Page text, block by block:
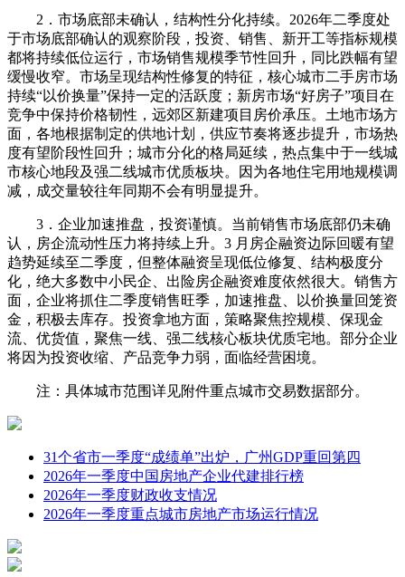
2．市场底部未确认，结构性分化持续。2026年二季度处
于市场底部确认的观察阶段，投资、销售、新开工等指标规模
都将持续低位运行，市场销售规模季节性回升，同比跌幅有望
缓慢收窄。市场呈现结构性修复的特征，核心城市二手房市场
持续“以价换量”保持一定的活跃度；新房市场“好房子”项目在
竞争中保持价格韧性，远郊区新建项目房价承压。土地市场方
面，各地根据制定的供地计划，供应节奏将逐步提升，市场热
度有望阶段性回升；城市分化的格局延续，热点集中于一线城
市核心地段及强二线城市优质板块。因为各地住宅用地规模调
减，成交量较往年同期不会有明显提升。
3．企业加速推盘，投资谨慎。当前销售市场底部仍未确
认，房企流动性压力将持续上升。3 月房企融资边际回暖有望
趋势延续至二季度，但整体融资呈现低位修复、结构极度分
化，绝大多数中小民企、出险房企融资难度依然很大。销售方
面，企业将抓住二季度销售旺季，加速推盘、以价换量回笼资
金，积极去库存。投资拿地方面，策略聚焦控规模、保现金
流、优货值，聚焦一线、强二线核心板块优质宅地。部分企业
将因为投资收缩、产品竞争力弱，面临经营困境。
注：具体城市范围详见附件重点城市交易数据部分。
31个省市一季度“成绩单”出炉，广州GDP重回第四
2026年一季度中国房地产企业代建排行榜
2026年一季度财政收支情况
2026年一季度重点城市房地产市场运行情况